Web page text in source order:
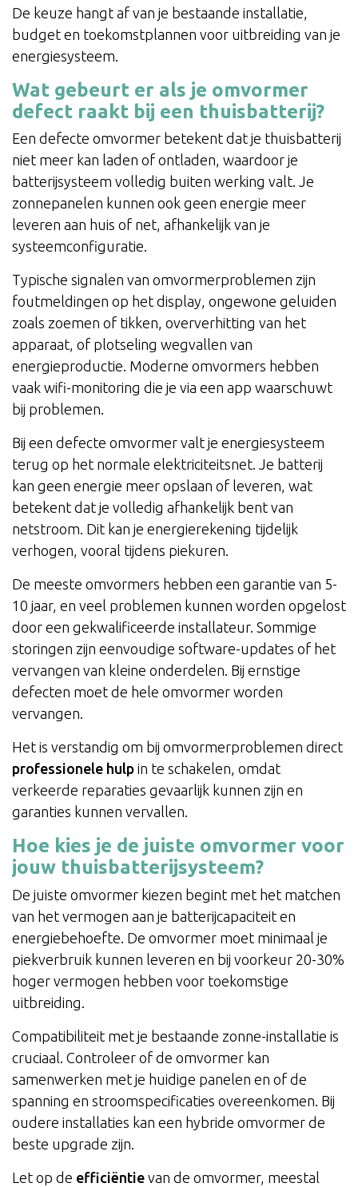
De keuze hangt af van je bestaande installatie,
budget en toekomstplannen voor uitbreiding van je
energiesysteem.
Wat gebeurt er als je omvormer
defect raakt bij een thuisbatterij?
Een defecte omvormer betekent dat je thuisbatterij
niet meer kan laden of ontladen, waardoor je
batterijsysteem volledig buiten werking valt. Je
zonnepanelen kunnen ook geen energie meer
leveren aan huis of net, afhankelijk van je
systeemconfiguratie.
Typische signalen van omvormerproblemen zijn
foutmeldingen op het display, ongewone geluiden
zoals zoemen of tikken, oververhitting van het
apparaat, of plotseling wegvallen van
energieproductie. Moderne omvormers hebben
vaak wifi-monitoring die je via een app waarschuwt
bij problemen.
Bij een defecte omvormer valt je energiesysteem
terug op het normale elektriciteitsnet. Je batterij
kan geen energie meer opslaan of leveren, wat
betekent dat je volledig afhankelijk bent van
netstroom. Dit kan je energierekening tijdelijk
verhogen, vooral tijdens piekuren.
De meeste omvormers hebben een garantie van 5-
10 jaar, en veel problemen kunnen worden opgelost
door een gekwalificeerde installateur. Sommige
storingen zijn eenvoudige software-updates of het
vervangen van kleine onderdelen. Bij ernstige
defecten moet de hele omvormer worden
vervangen.
Het is verstandig om bij omvormerproblemen direct
professionele hulp in te schakelen, omdat
verkeerde reparaties gevaarlijk kunnen zijn en
garanties kunnen vervallen.
Hoe kies je de juiste omvormer voor
jouw thuisbatterijsysteem?
De juiste omvormer kiezen begint met het matchen
van het vermogen aan je batterijcapaciteit en
energiebehoefte. De omvormer moet minimaal je
piekverbruik kunnen leveren en bij voorkeur 20-30%
hoger vermogen hebben voor toekomstige
uitbreiding.
Compatibiliteit met je bestaande zonne-installatie is
cruciaal. Controleer of de omvormer kan
samenwerken met je huidige panelen en of de
spanning en stroomspecificaties overeenkomen. Bij
oudere installaties kan een hybride omvormer de
beste upgrade zijn.
Let op de efficiëntie van de omvormer, meestal